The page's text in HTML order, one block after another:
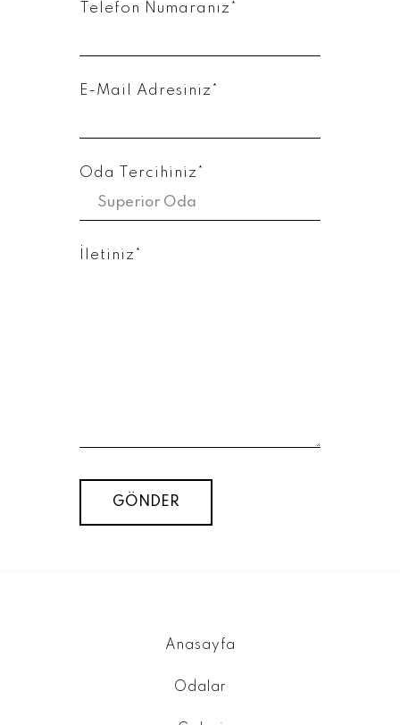
Telefon Numaranız*
E-Mail Adresiniz*
Oda Tercihiniz*
İletiniz*
Anasayfa
Odalar